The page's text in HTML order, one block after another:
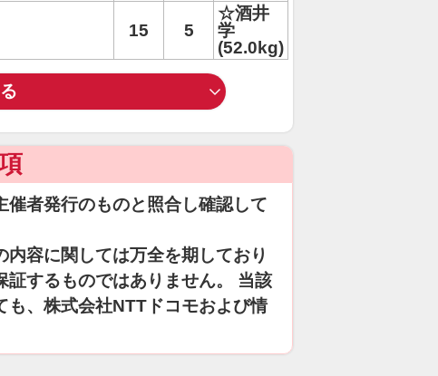
15 5
☆酒井
学
(52.0kg)
者発行のものと照合し確認して
容に関しては万全を期しており
証するものではありません。 当該
も、株式会社NTTドコモおよび情